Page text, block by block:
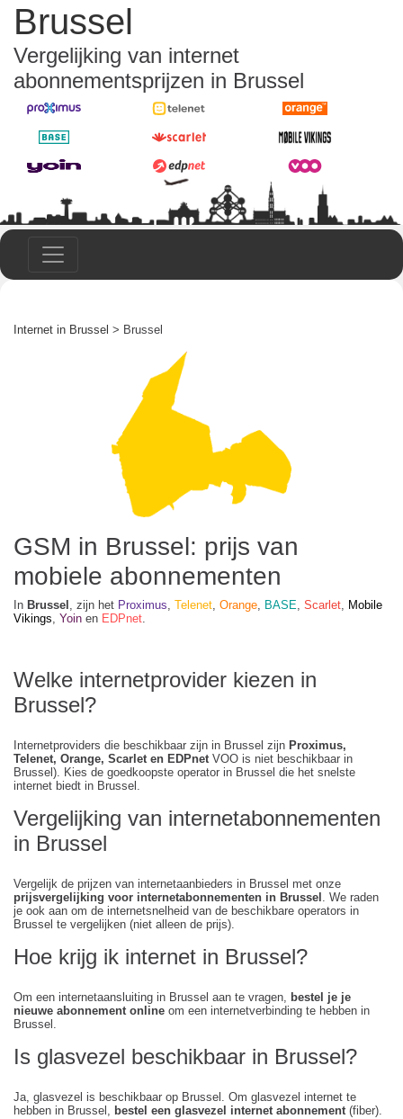
Brussel
Vergelijking van internet
abonnementsprijzen in Brussel
Internet in Brussel > Brussel
GSM in Brussel: prijs van
mobiele abonnementen
In Brussel , zijn het Proximus, Telenet, Orange, BASE, Scarlet, Mobile
Vikings, Yoin en EDPnet.
Welke internetprovider kiezen in
Brussel?
Internetproviders die beschikbaar zijn in Brussel zijn Proximus,
Telenet, Orange, Scarlet en EDPnetVOO is niet beschikbaar in
Brussel). Kies de goedkoopste operator in Brussel die het snelste
internet biedt in Brussel.
Vergelijking van internetabonnementen
in Brussel
Vergelijk de prijzen van internetaanbieders in Brussel met onze
prijsvergelijking voor internetabonnementen in Brussel . We raden
je ook aan om de internetsnelheid van de beschikbare operators in
Brussel te vergelijken (niet alleen de prijs).
Hoe krijg ik internet in Brussel?
Om een internetaansluiting in Brussel aan te vragen, bestel je je
nieuwe abonnement online om een internetverbinding te hebben in
Brussel.
Is glasvezel beschikbaar in Brussel?
Ja, glasvezel is beschikbaar op Brussel. Om glasvezel internet te
hebben in Brussel, bestel een glasvezel internet abonnement(fiber).